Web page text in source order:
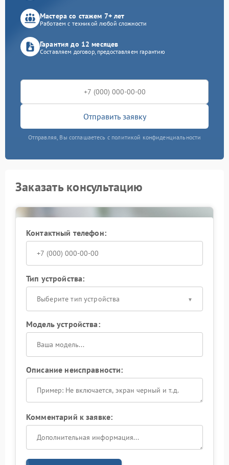
Мастера со стажем 7+ лет
Работаем с техникой любой сложности
Гарантия до 12 месяцев
Составляем договор, предоставляем гарантию
Отправить заявку
Отправляя, Вы соглашаетесь с политикой конфиденциальности
Заказать консультацию
Контактный телефон:
Тип устройства:
Выберите тип устройства
Модель устройства:
Описание неисправности:
Комментарий к заявке: